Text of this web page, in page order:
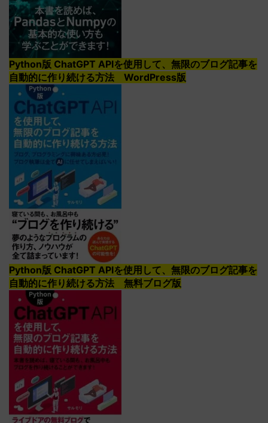
Python版 ChatGPT APIを使用して、無限のブログ記事を
自動的に作り続ける方法 WordPress版
Python版 ChatGPT APIを使用して、無限のブログ記事を
自動的に作り続ける方法 無料ブログ版